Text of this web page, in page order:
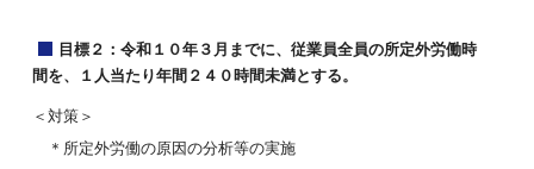
目標２：令和１０年３月までに、従業員全員の所定外労働時
間を、１人当たり年間２４０時間未満とする。
＜対策＞
＊所定外労働の原因の分析等の実施